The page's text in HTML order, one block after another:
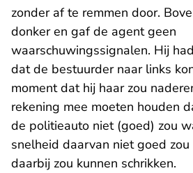
zonder af te remmen door.
donker en gaf de agent geen
waarschuwingssignalen. Hij
dat de bestuurder naar links
moment dat hij haar zou
rekening mee moeten houden
de politieauto niet (goed) zou
snelheid daarvan niet goed
daarbij zou kunnen schrikken.